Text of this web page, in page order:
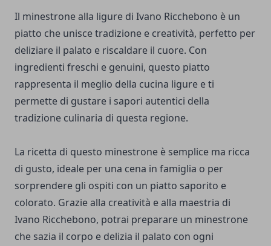
Il minestrone alla ligure di Ivano Ricchebono è un
piatto che unisce tradizione e creatività, perfetto per
deliziare il palato e riscaldare il cuore. Con
ingredienti freschi e genuini, questo piatto
rappresenta il meglio della cucina ligure e ti
permette di gustare i sapori autentici della
tradizione culinaria di questa regione.
La ricetta di questo minestrone è semplice ma ricca
di gusto, ideale per una cena in famiglia o per
sorprendere gli ospiti con un piatto saporito e
colorato. Grazie alla creatività e alla maestria di
Ivano Ricchebono, potrai preparare un minestrone
che sazia il corpo e delizia il palato con ogni